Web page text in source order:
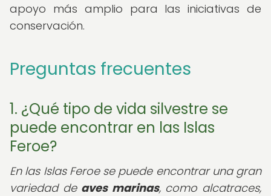
apoyo más amplio para las iniciativas de
conservación.
Preguntas frecuentes
1. ¿Qué tipo de vida silvestre se
puede encontrar en las Islas
Feroe?
En las Islas Feroe se puede encontrar una gran
variedad de aves marinas, como alcatraces,